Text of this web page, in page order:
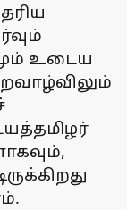
உடைய